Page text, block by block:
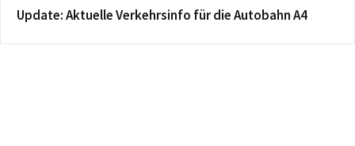
Update: Aktuelle Verkehrsinfo für die Autobahn A4